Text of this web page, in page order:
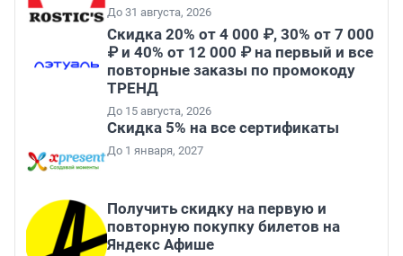
До 31 августа, 2026
Скидка 20% от 4 000 ₽, 30% от 7 000
₽ и 40% от 12 000 ₽ на первый и все
повторные заказы по промокоду
ТРЕНД
До 15 августа, 2026
Скидка 5% на все сертификаты
До 1 января, 2027
Получить скидку на первую и
повторную покупку билетов на
Яндекс Афише